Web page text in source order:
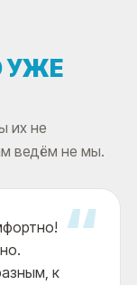
УЖЕ
их не
ведём не мы.
“
к